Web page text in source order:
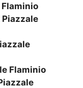
Piazzale
Flaminio